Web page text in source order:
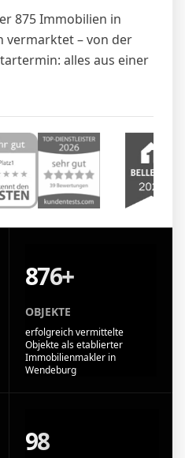
875 Immobilien in
vermarktet – von der
alles aus einer
876+
OBJEKTE
erfolgreich vermittelte
Objekte als etablierter
Immobilienmakler in
Wendeburg
98